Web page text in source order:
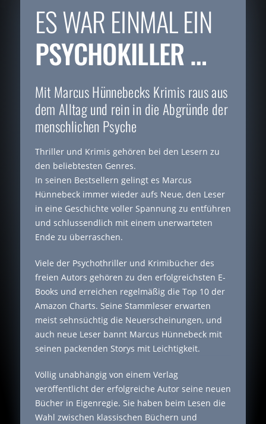
ES WAR EINMAL EIN
PSYCHOKILLER …
Mit Marcus Hünnebecks Krimis raus aus
dem Alltag und rein in die Abgründe der
menschlichen Psyche
Thriller und Krimis gehören bei den Lesern zu
den beliebtesten Genres.
In seinen Bestsellern gelingt es Marcus
Hünnebeck immer wieder aufs Neue, den Leser
in eine Geschichte voller Spannung zu entführen
und schlussendlich mit einem unerwarteten
Ende zu überraschen.
Viele der Psychothriller und Krimibücher des
freien Autors gehören zu den erfolgreichsten E-
Books und erreichen regelmäßig die Top 10 der
Amazon Charts. Seine Stammleser erwarten
meist sehnsüchtig die Neuerscheinungen, und
auch neue Leser bannt Marcus Hünnebeck mit
seinen packenden Storys mit Leichtigkeit.
Völlig unabhängig von einem Verlag
veröffentlicht der erfolgreiche Autor seine neuen
Bücher in Eigenregie. Sie haben beim Lesen die
Wahl zwischen klassischen Büchern und